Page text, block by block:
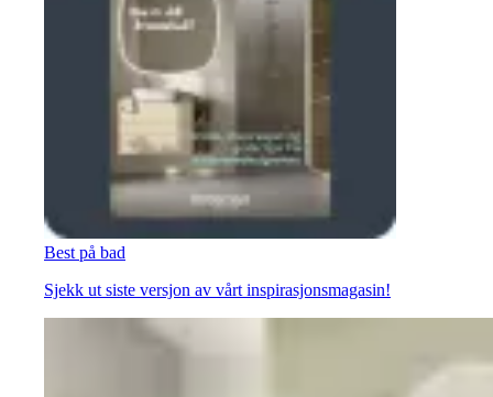
Best på bad
Sjekk ut siste versjon av vårt inspirasjonsmagasin!